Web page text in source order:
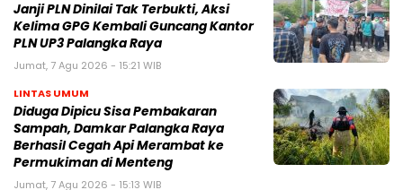
Janji PLN Dinilai Tak Terbukti, Aksi
Kelima GPG Kembali Guncang Kantor
PLN UP3 Palangka Raya
Jumat, 7 Agu 2026 - 15:21 WIB
LINTAS UMUM
Diduga Dipicu Sisa Pembakaran
Sampah, Damkar Palangka Raya
Berhasil Cegah Api Merambat ke
Permukiman di Menteng
Jumat, 7 Agu 2026 - 15:13 WIB